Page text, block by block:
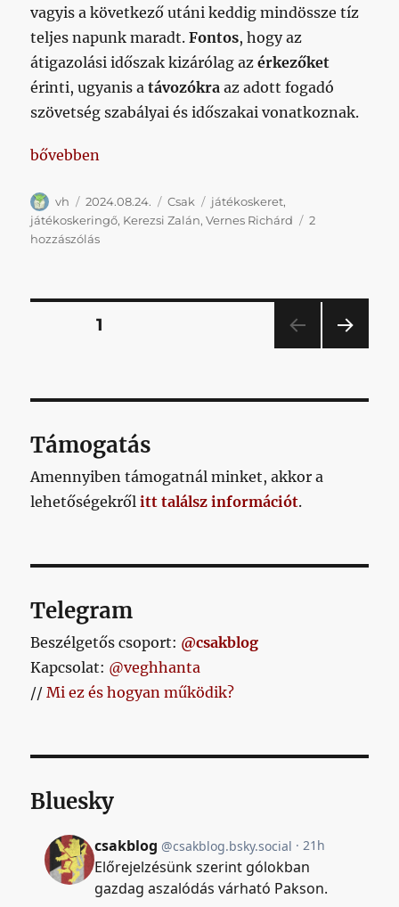
vagyis a következő utáni keddig mindössze tíz
teljes napunk maradt.Fontos, hogy az
átigazolási időszak kizárólag azérkezőket
érinti, ugyanis atávozókra az adott fogadó
szövetség szabályai és időszakai vonatkoznak.
„Hóvégi csapat”
bővebben
Szerző
vh Közzétéve
2024.08.24. Kategória
Csak Címke
játékoskeret,
játékoskeringő, Kerezsi Zalán,Vernes Richárd
2
hozzászólásHóvégi
Bejegyzések
OLDAL1
OLD
Támogatás
Amennyiben támogatnál minket, akkor a
lehetőségekrőlitt találsz információt.
Telegram
Beszélgetős csoport: @csakblog
Kapcsolat: @veghhanta
//Mi ez és hogyan működik?
Bluesky